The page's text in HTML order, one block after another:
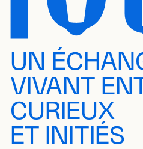
UN
VIVANT
CURIEUX
ET INITIÉS